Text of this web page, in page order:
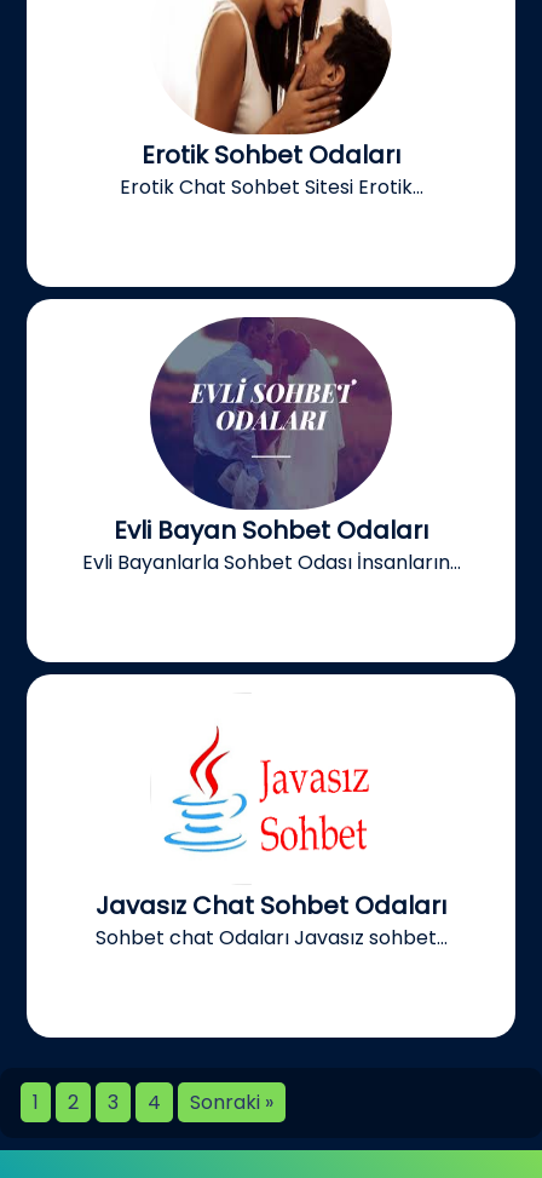
Erotik Sohbet Odaları
Erotik Chat Sohbet Sitesi Erotik...
Evli Bayan Sohbet Odaları
Evli Bayanlarla Sohbet Odası İnsanların...
Javasız Chat Sohbet Odaları
Sohbet chat Odaları Javasız sohbet...
1 2 3 4 Sonraki »